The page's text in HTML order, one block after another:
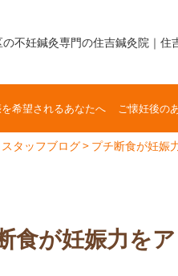
不妊鍼灸専門の住吉鍼灸院｜住
希望されるあなたへ ご懐妊後の
スタッフブログ> プチ断食が妊娠
食が妊娠力を